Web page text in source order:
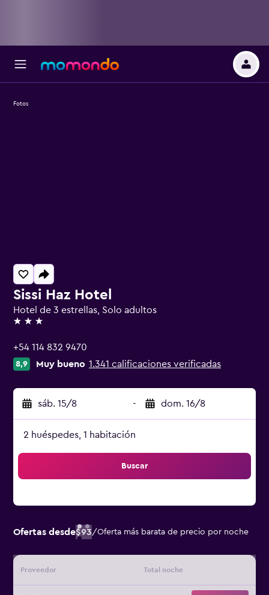
Sissi Haz Hotel
Hotel de 3 estrellas, Solo adultos
3 estrellas
+54 114 832 9470
8,9 Muy bueno 1.341 calificaciones verificadas
sáb. 15/8 - dom. 16/8
2 huéspedes, 1 habitación
Buscar
Ofertas desde$93/Oferta más barata de precio por noche
Proveedor Total noche
Fotos